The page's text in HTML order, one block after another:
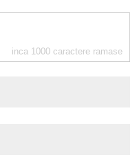
inca 1000 caractere ramase